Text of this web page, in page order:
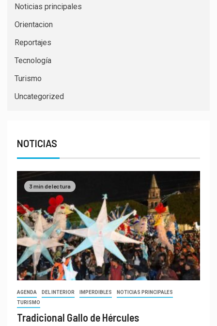
Noticias principales
Orientacion
Reportajes
Tecnología
Turismo
Uncategorized
NOTICIAS
3 min de lectura
AGENDA DEL INTERIOR IMPERDIBLES
NOTICIAS PRINCIPALES
TURISMO
Tradicional Gallo de Hércules